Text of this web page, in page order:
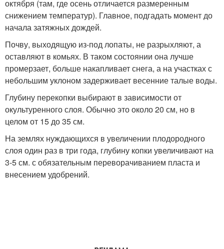
октября (там, где осень отличается размеренным
снижением температур). Главное, подгадать момент до
начала затяжных дождей.
Почву, выходящую из-под лопаты, не разрыхляют, а
оставляют в комьях. В таком состоянии она лучше
промерзает, больше накапливает снега, а на участках с
небольшим уклоном задерживает весенние талые воды.
Глубину перекопки выбирают в зависимости от
окультуренного слоя. Обычно это около 20 см, но в
целом от 15 до 35 см.
На землях нуждающихся в увеличении плодородного
слоя один раз в три года, глубину копки увеличивают на
3-5 см. с обязательным переворачиванием пласта и
внесением удобрений.